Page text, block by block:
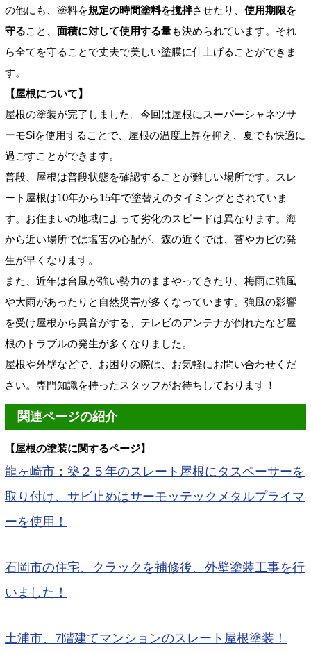
の他にも、塗料を規定の時間塗料を撹拌させたり、 使用期限を
守ること、 面積に対して使用する量も決められています。それ
ら全てを守ることで丈夫で美しい塗膜に仕上げることができま
す。
【屋根について】
屋根の塗装が完了しました。今回は屋根にスーパーシャネツサ
ーモSiを使用することで、屋根の温度上昇を抑え、夏でも快適に
過ごすことができます。
普段、
屋根は普段状態を確認することが難しい場所です。スレ
ート屋根は10年から15年で塗替えのタイミングとされていま
す。お住まいの地域によって劣化のスピードは異なります。海
から近い場所では塩害の心配が、森の近くでは、苔やカビの発
生が早くなります。
また、 近年は台風が強い勢力のままやってきたり、梅雨に強風
や大雨があったりと自然災害が多くなっています。 強風の影響
を受け屋根から異音がする、テレビのアンテナが倒れたなど屋
根のトラブルの発生が多くなりました。
屋根や外壁などで、お困りの際は、お気軽にお問い合わせくだ
さい。専門知識を持ったスタッフがお待ちしております！
関連ページの紹介
【屋根の塗装に関するページ】
龍ヶ崎市：築２５年のスレート屋根にタスペーサーを
取り付け、サビ止めはサーモッテックメタルプライマ
ーを使用！
石岡市の住宅、クラックを補修後、外壁塗装工事を行
いました！
土浦市、7階建てマンションのスレート屋根塗装！